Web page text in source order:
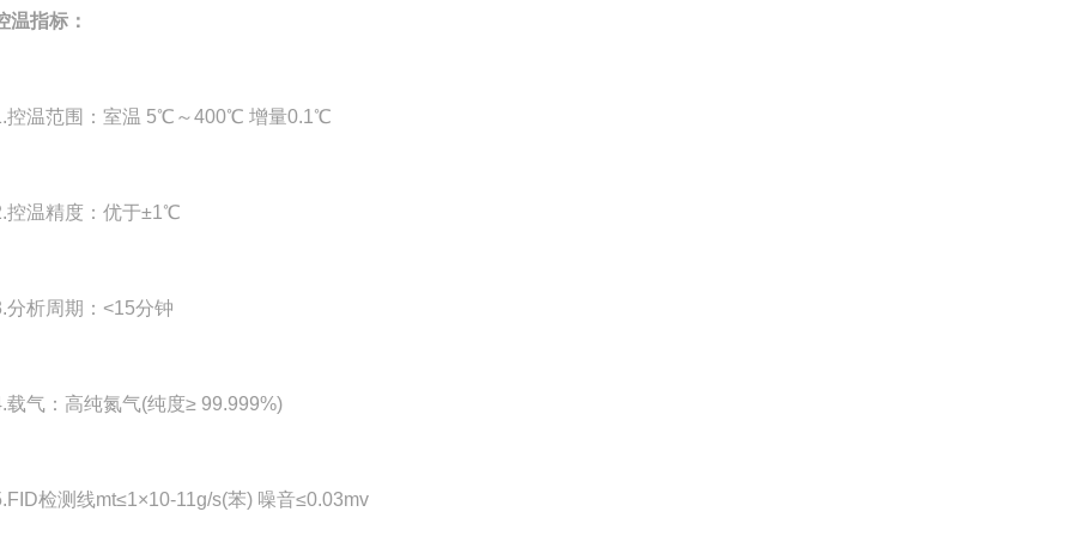
温指标：
范围：室温 5℃～400℃ 增量0.1℃
温精度：优于±1℃
周期：<15分钟
：高纯氮气(纯度≥ 99.999%)
检测线mt≤1×10-11g/s(苯) 噪音≤0.03mv